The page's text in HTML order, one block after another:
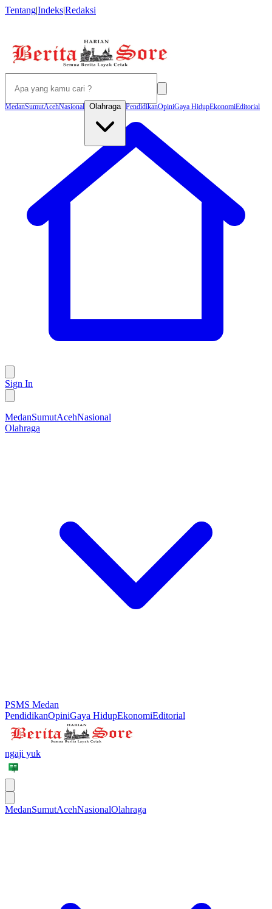
Tentang|Indeks|Redaksi
MedanSumutAcehNasional Olahraga PendidikanOpiniGaya HidupEkonomiEditorial
Sign In
MedanSumutAcehNasional
Olahraga
PSMS Medan
PendidikanOpiniGaya HidupEkonomiEditorial
ngaji yuk
MedanSumutAcehNasionalOlahraga